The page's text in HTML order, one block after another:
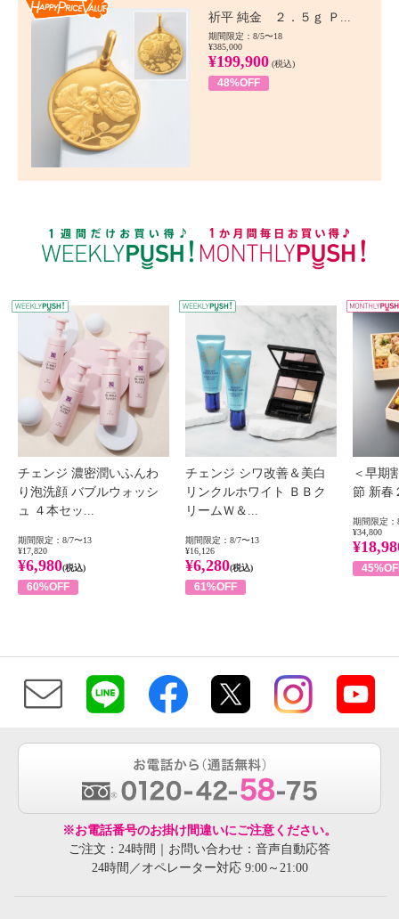
祈平 純金 ２．５ｇ Ｐ...
期間限定：8/5〜18
¥385,000
¥199,900 (税込)
48%OFF
WEEKLY PUSH
チェンジ 濃密潤いふんわ
り泡洗顔 バブルウォッシ
ュ ４本セッ...
期間限定：8/7〜13
¥17,820
¥6,980(税込)
60%OFF
チェンジ シワ改善＆美白
リンクルホワイト ＢＢク
リームＷ＆...
期間限定：8/7〜13
¥16,126
¥6,280(税込)
61%OFF
＜早期
節 新春
期間限定：
¥34,800
※お電話番号のお掛け間違いにご注意ください。
ご注文：24時間｜お問い合わせ：音声自動応答
24時間／オペレーター対応 9:00～21:00